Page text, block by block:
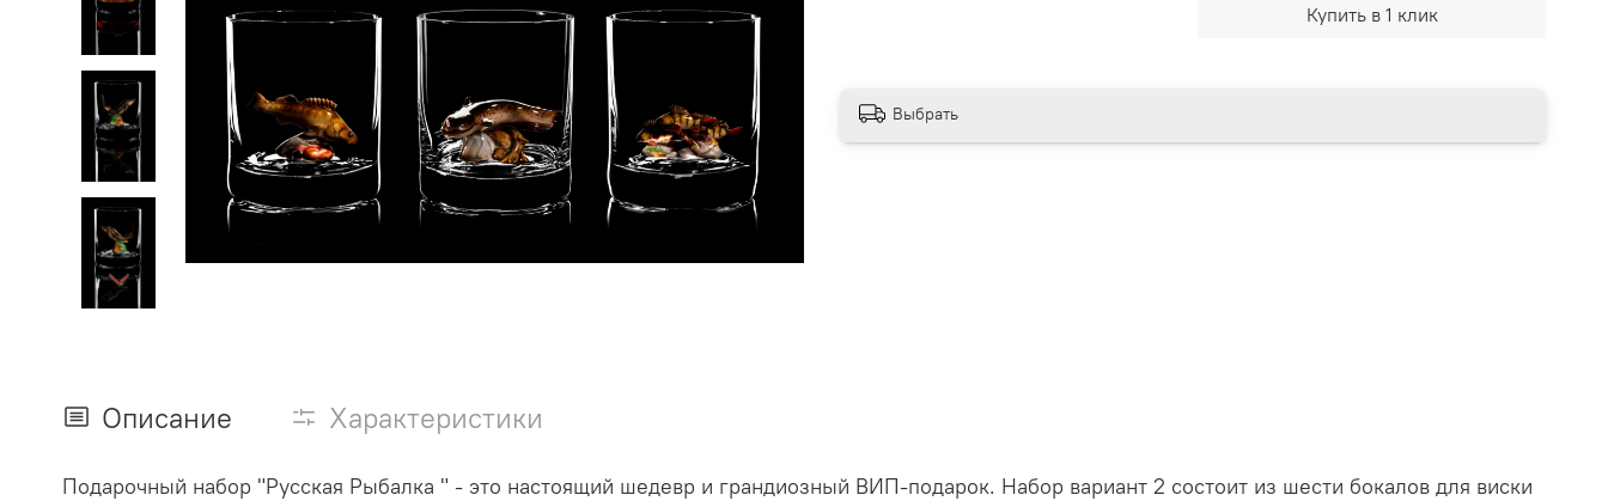
Купить в 1 клик
Выбрать
Описание Характеристики
Подарочный набор "Русская Рыбалка " - это настоящий шедевр и грандиозный ВИП-подарок. Набор вариант 2 состоит из шести бокалов для виски